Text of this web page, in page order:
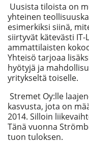
Uusista tiloista on
yhteinen
esimerkiksi siinä,
siirtyvät kätevästi
ammattilaisten
Yhteisö tarjoaa
hyötyjä ja
yritykseltä toiselle.
Stremet Oy:lle
kasvusta, jota on
2014. Silloin
Tänä vuonna
tuon tuloksen.